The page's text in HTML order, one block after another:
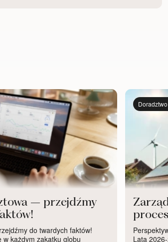
– przejdźmy
do twardych faktów!
każdym zakątku globu
OZE
Lata